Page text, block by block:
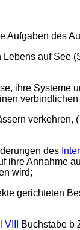
Aufgaben des
auf See
ihre Systeme
verkehren, (
des
ihre Annahme
wird;
gerichteten
VIII
Buchstabe b